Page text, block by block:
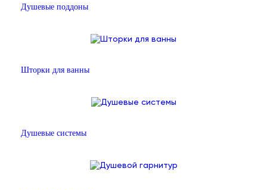
Душевые поддоны
Шторки для ванны
Душевые системы